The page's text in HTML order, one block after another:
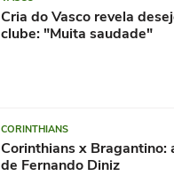
Cria do Vasco revela
clube: "Muita saudade"
CORINTHIANS
Corinthians x Bragantino:
de Fernando Diniz